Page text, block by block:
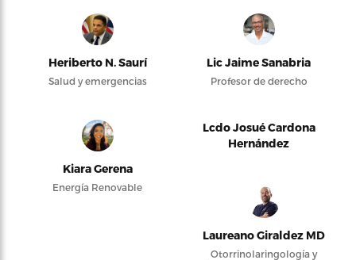
Heriberto N. Saurí
Salud y emergencias
Lic Jaime Sanabria
Profesor de derecho
Kiara Gerena
Energía Renovable
Lcdo Josué Cardona
Hernández
Laureano Giraldez MD
Otorrinolaringología y